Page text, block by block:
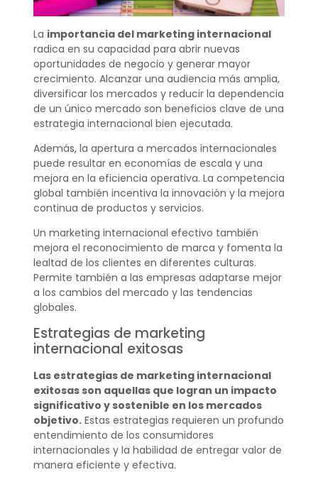
La importancia del marketing internacional
radica en su capacidad para abrir nuevas
oportunidades de negocio y generar mayor
crecimiento. Alcanzar una audiencia más amplia,
diversificar los mercados y reducir la dependencia
de un único mercado son beneficios clave de una
estrategia internacional bien ejecutada.
Además, la apertura a mercados internacionales
puede resultar en economías de escala y una
mejora en la eficiencia operativa. La competencia
global también incentiva la innovación y la mejora
continua de productos y servicios.
Un marketing internacional efectivo también
mejora el reconocimiento de marca y fomenta la
lealtad de los clientes en diferentes culturas.
Permite también a las empresas adaptarse mejor
a los cambios del mercado y las tendencias
globales.
Estrategias de marketing
internacional exitosas
Las estrategias de marketing internacional
exitosas son aquellas que logran un impacto
significativo y sostenible en los mercados
objetivo.Estas estrategias requieren un profundo
entendimiento de los consumidores
internacionales y la habilidad de entregar valor de
manera eficiente y efectiva.